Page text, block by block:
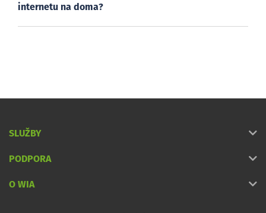
internetu na doma?
SLUŽBY
PODPORA
O WIA